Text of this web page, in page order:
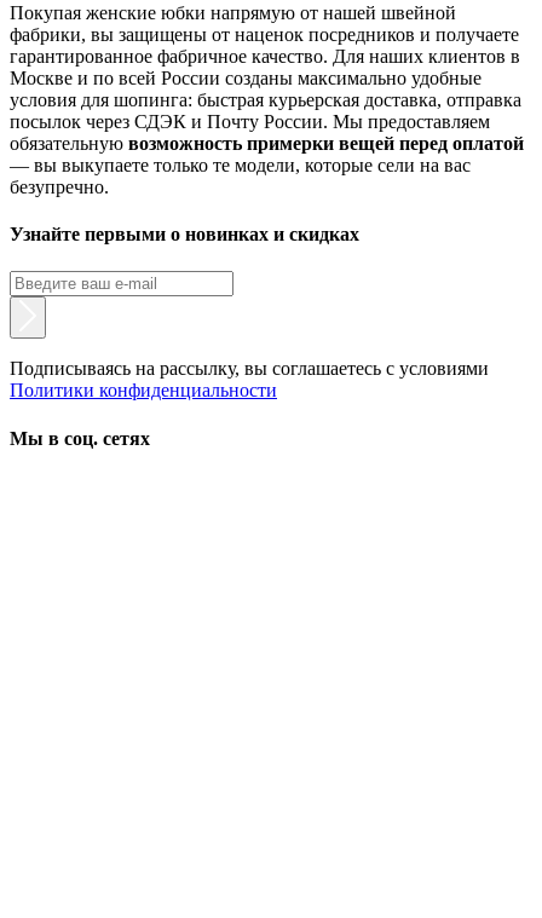
Покупая женские юбки напрямую от нашей швейной
фабрики, вы защищены от наценок посредников и получаете
гарантированное фабричное качество. Для наших клиентов в
Москве и по всей России созданы максимально удобные
условия для шопинга: быстрая курьерская доставка, отправка
посылок через СДЭК и Почту России. Мы предоставляем
обязательную возможность примерки вещей перед оплатой
— вы выкупаете только те модели, которые сели на вас
безупречно.
Узнайте первыми о новинках и скидках
Подписываясь на рассылку, вы соглашаетесь с условиями
Политики конфиденциальности
Мы в соц. сетях